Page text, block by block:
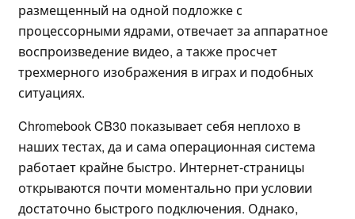
размещенный на одной подложке с
процессорными ядрами, отвечает за аппаратное
воспроизведение видео, а также просчет
трехмерного изображения в играх и подобных
ситуациях.
Chromebook CB30 показывает себя неплохо в
наших тестах, да и сама операционная система
работает крайне быстро. Интернет-страницы
открываются почти моментально при условии
достаточно быстрого подключения. Однако,